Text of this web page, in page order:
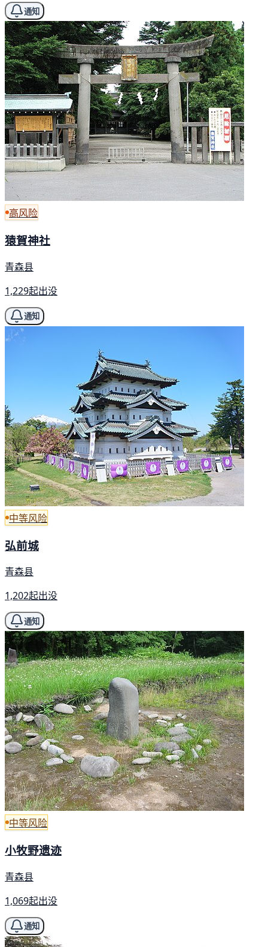
通知
高风险
猿賀神社
青森县
1,229起出没
通知
中等风险
弘前城
青森县
1,202起出没
通知
中等风险
小牧野遗迹
青森县
1,069起出没
通知